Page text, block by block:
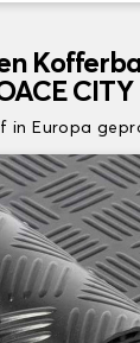
CITY
in Europa